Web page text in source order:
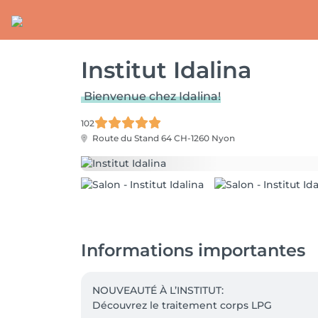
Institut Idalina
Bienvenue chez Idalina!
102
Route du Stand 64 CH-1260 Nyon
Informations importantes
NOUVEAUTÉ À L’INSTITUT:
Découvrez le traitement corps LPG